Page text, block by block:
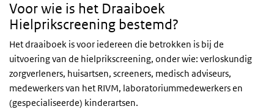
Voor wie is het Draaiboek
Hielprikscreening bestemd?
Het draaiboek is voor iedereen die betrokken is bij de
uitvoering van de hielprikscreening, onder wie: verloskundig
zorgverleners, huisartsen, screeners, medisch adviseurs,
medewerkers van het RIVM, laboratoriummedewerkers en
(gespecialiseerde) kinderartsen.